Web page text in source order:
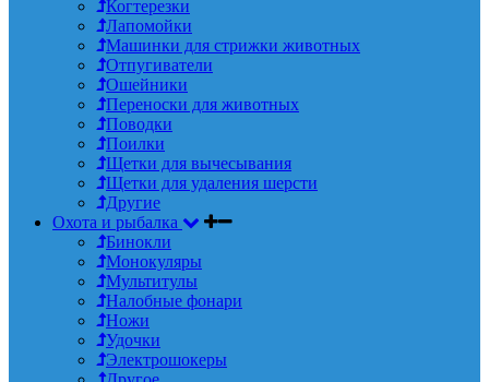
Когтерезки
Лапомойки
Машинки для стрижки животных
Отпугиватели
Ошейники
Переноски для животных
Поводки
Поилки
Щетки для вычесывания
Щетки для удаления шерсти
Другие
Охота и рыбалка
Бинокли
Монокуляры
Мультитулы
Налобные фонари
Ножи
Удочки
Электрошокеры